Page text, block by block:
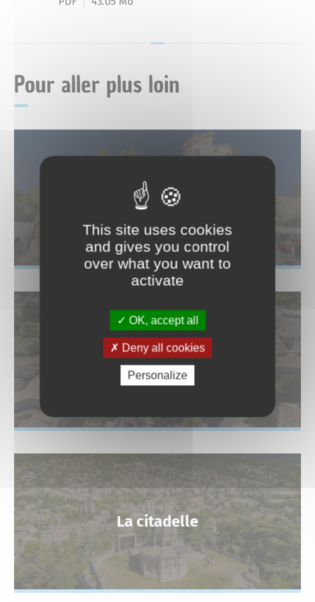
Reconnaissance d’un enfant
Service-public.fr
Des actions fortes
Pour aller plus loin
La place du Bourguet
La concathédrale Notre-
Dame-du-Bourguet
La citadelle
This site uses cookies
and gives you control
over what you want to
activate
OK, accept all
Deny all cookies
Personalize